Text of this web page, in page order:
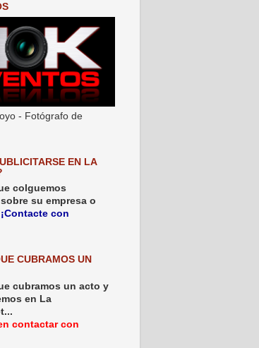
- Fotógrafo de
EN LA
colguemos
su empresa o
con
CUBRAMOS UN
cubramos un acto y
en La
contactar con